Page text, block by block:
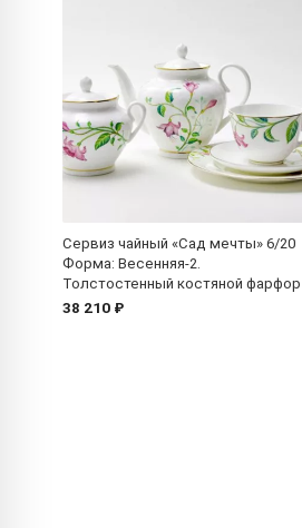
Сервиз чайный «Сад мечты» 6/20
Форма: Весенняя-2.
Толстостенный костяной фарфор
38 210 ₽